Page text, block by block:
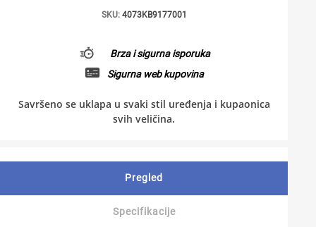
SKU: 4073KB9177001
Brza i sigurna isporuka
Sigurna web kupovina
Savršeno se uklapa u svaki stil uređenja i kupaonica
svih veličina.
Pregled
Specifikacije